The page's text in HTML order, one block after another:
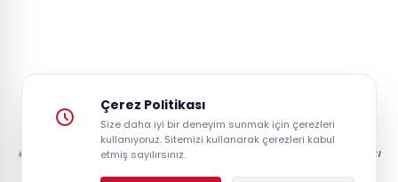
© 2026 GAZETESAYFA | TÜRKIYE VE DÜNYANIN GÜNCEL HABER POSTASI
Çerez Politikası
Size daha iyi bir deneyim sunmak için çerezleri
kullanıyoruz. Sitemizi kullanarak çerezleri kabul
etmiş sayılırsınız.